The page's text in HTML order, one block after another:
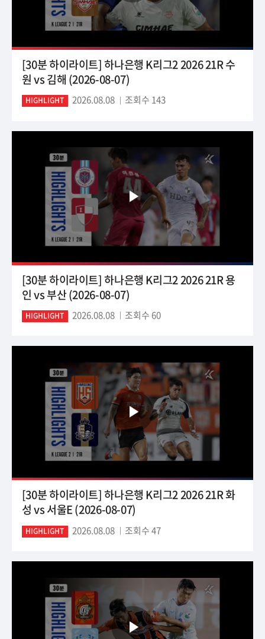
[30분 하이라이트] 하나은행 K리그2 2026 21R 수
원 vs 김해 (2026-08-07)
HIGHLIGHT 2026.08.08 조회수 143
[30분 하이라이트] 하나은행 K리그2 2026 21R 용
인 vs 부산 (2026-08-07)
HIGHLIGHT 2026.08.08 조회수 60
[30분 하이라이트] 하나은행 K리그2 2026 21R 화
성 vs 서울E (2026-08-07)
HIGHLIGHT 2026.08.08 조회수 47